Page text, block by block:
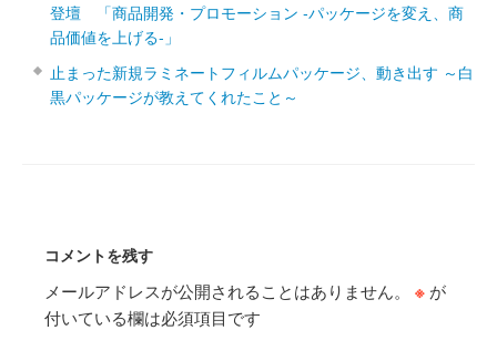
登壇 「商品開発・プロモーション ‐パッケージを変え、商
品価値を上げる‐」
止まった新規ラミネートフィルムパッケージ、動き出す ～白
黒パッケージが教えてくれたこと～
コメントを残す
メールアドレスが公開されることはありません。 ※ が
付いている欄は必須項目です